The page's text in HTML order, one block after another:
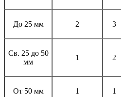
До 25 мм 2 3
Св. 25 до 50
мм
1 2
От 50 мм 1 1